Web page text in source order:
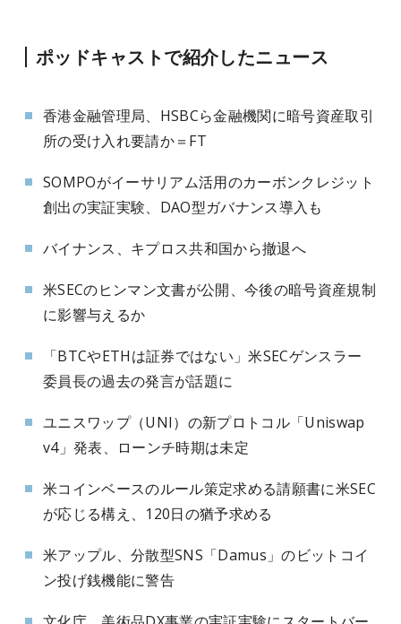
ポッドキャストで紹介したニュース
香港金融管理局、HSBCら金融機関に暗号資産取引
所の受け入れ要請か＝FT
SOMPOがイーサリアム活用のカーボンクレジット
創出の実証実験、DAO型ガバナンス導入も
バイナンス、キプロス共和国から撤退へ
米SECのヒンマン文書が公開、今後の暗号資産規制
に影響与えるか
「BTCやETHは証券ではない」米SECゲンスラー
委員長の過去の発言が話題に
ユニスワップ（UNI）の新プロトコル「Uniswap
v4」発表、ローンチ時期は未定
米コインベースのルール策定求める請願書に米SEC
が応じる構え、120日の猶予求める
米アップル、分散型SNS「Damus」のビットコイ
ン投げ銭機能に警告